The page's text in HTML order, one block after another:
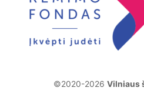
©2020-2026 Vilniaus